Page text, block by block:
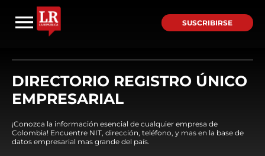
SUSCRIBIRSE
DIRECTORIO REGISTRO ÚNICO
EMPRESARIAL
¡Conozca la información esencial de cualquier empresa de
Colombia! Encuentre NIT, dirección, teléfono, y mas en la base de
datos empresarial mas grande del país.